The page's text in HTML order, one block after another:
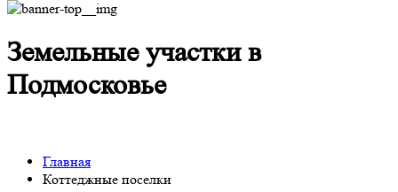
Земельные участки в
Подмосковье
Главная
Коттеджные поселки